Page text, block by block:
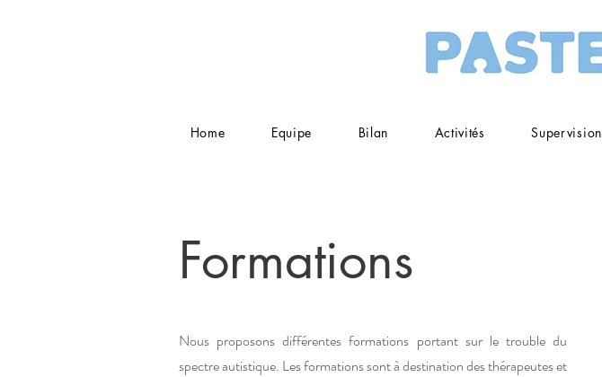
Home Equipe Bilan Activités Supervision
Formations
Nous proposons différentes formations portant sur le trouble du
spectre autistique. Les formations sont à destination des thérapeutes et